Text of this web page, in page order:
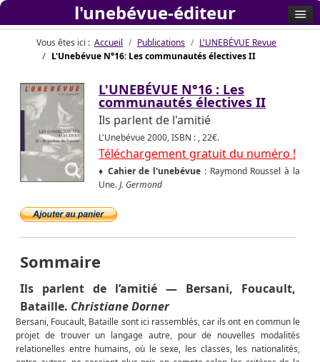
Vous êtes ici : Accueil Publications
L'UNEBÉVUE Revue
L'Unebévue N°16: Les communautés électives II
L'UNEBÉVUE N°16 : Les
communautés électives II
Ils parlent de l'amitié
L'Unebévue 2000, ISBN : , 22€.
Téléchargement gratuit du numéro !
♦ Cahier de l'unebévue : Raymond Roussel à la
Une.J. Germond
Sommaire
Ils parlent de l’amitié — Bersani, Foucault,
Bataille. Christiane Dorner
Bersani, Foucault, Bataille sont ici rassemblés, car ils ont en commun le
projet de trouver un langage autre, pour de nouvelles modalités
relationelles entre humains, où le sexe, les classes, les nationalités,
l'unebévue-éditeur